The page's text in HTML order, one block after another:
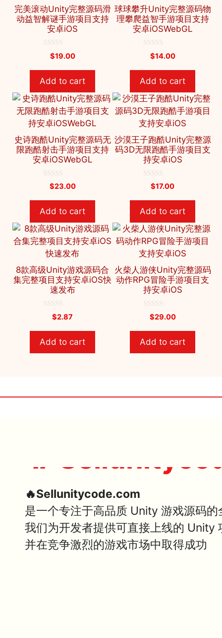
完美滚动Unity完整源码滑
动益智解谜手游项目支持
安卓iOS
o
5
$19.00
Add to cart
球球攀升Unity完整源码物
理攀爬益智手游项目支持
安卓iOSWebGL
o
5
$14.00
Add to cart
史诗跑酷Unity完整源码无
限跑酷射击手游项目支持
安卓iOSWebGL
o
5
$23.00
Add to cart
沙漠王子跑酷Unity完整源
码3D无限跑酷手游项目支
持安卓iOS
o
5
$17.00
Add to cart
8款高级Unity游戏源码合
集完整项目支持安卓iOS快
速发布
o
5
$2.87
Add to cart
火柴人游侠Unity完整源码
动作RPG冒险手游项目支
持安卓iOS
o
5
$29.00
Add to cart
🔥
🔥Sellunitycode.com
是一个专注于高品质 Unity 游戏源码的
我们为开发者提供可直接上线的 Unity
并在竞争激烈的游戏市场中取得成功